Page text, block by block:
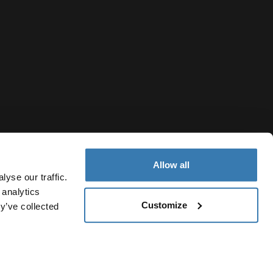
our traffic.
collected
Allow all
Customize
權聲明 Cookie 政策 Cookie 設定 Current market/Switch
Taiwan Region